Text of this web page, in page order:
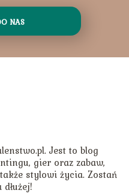
NAS
Jest to blog
gier oraz zabaw,
stylowi życia. Zostań